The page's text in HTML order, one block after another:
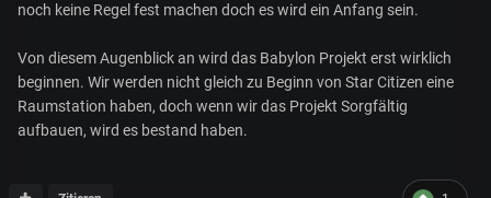
noch keine Regel fest machen doch es wird ein Anfang sein.
Von diesem Augenblick an wird das Babylon Projekt erst wirklich
beginnen. Wir werden nicht gleich zu Beginn von Star Citizen eine
Raumstation haben, doch wenn wir das Projekt Sorgfältig
aufbauen, wird es bestand haben.